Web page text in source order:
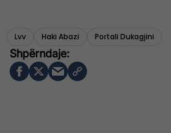
Lvv Haki Abazi Portali Dukagjini